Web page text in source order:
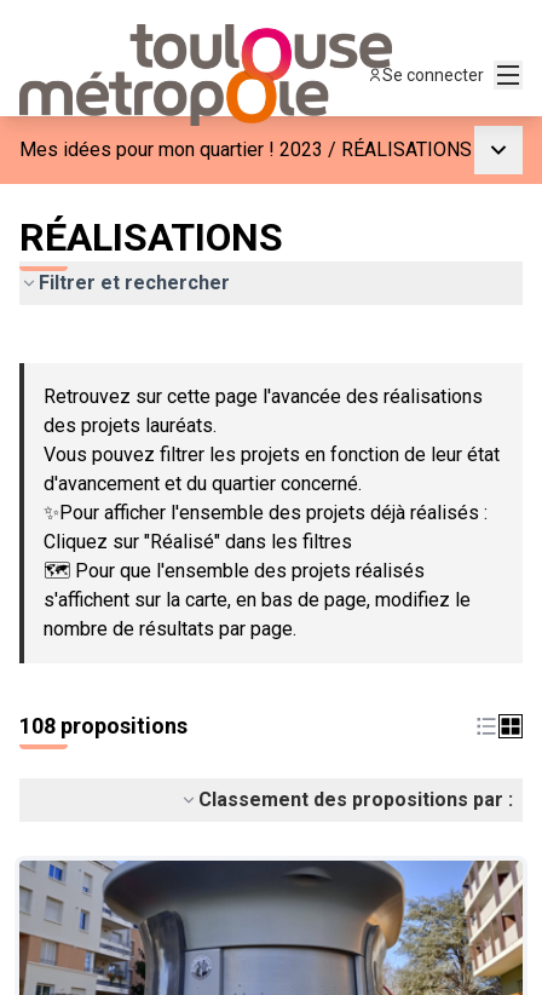
Se connecter
Mes idées pour mon quartier ! 2023 / RÉALISATIONS
RÉALISATIONS
Filtrer et rechercher
−
Retrouvez sur cette page l'avancée des réalisations
des projets lauréats.
Vous pouvez filtrer les projets en fonction de leur état
d'avancement et du quartier concerné.
✨Pour afficher l'ensemble des projets déjà réalisés :
Cliquez sur "Réalisé" dans les filtres
🗺️ Pour que l'ensemble des projets réalisés
s'affichent sur la carte, en bas de page, modifiez le
nombre de résultats par page.
108 propositions
Classement des propositions par :